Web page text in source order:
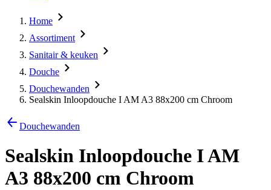
Home
Assortiment
Sanitair & keuken
Douche
Douchewanden
Sealskin Inloopdouche I AM A3 88x200 cm Chroom
Douchewanden
Sealskin Inloopdouche I AM
A3 88x200 cm Chroom